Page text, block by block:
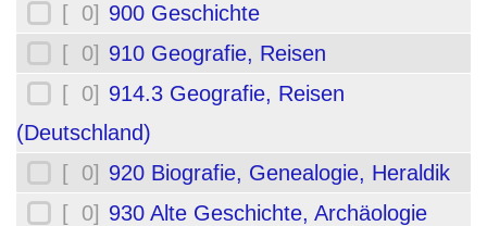
[ 0] 900 Geschichte
[ 0] 910 Geografie, Reisen
[ 0] 914.3 Geografie, Reisen
(Deutschland)
[ 0] 920 Biografie, Genealogie, Heraldik
[ 0] 930 Alte Geschichte, Archäologie